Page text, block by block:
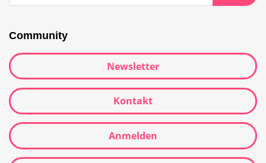
Community
Newsletter
Kontakt
Anmelden